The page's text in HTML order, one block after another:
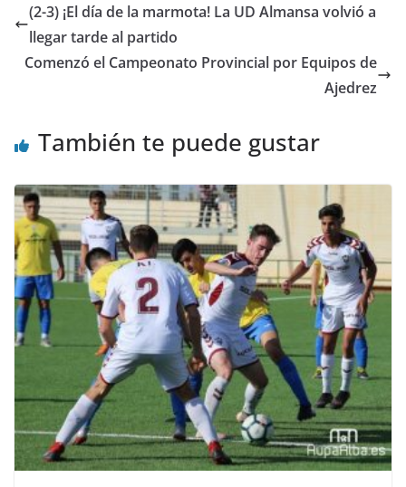
(2-3) ¡El día de la marmota! La UD Almansa volvió a
llegar tarde al partido
Comenzó el Campeonato Provincial por Equipos de
Ajedrez
También te puede gustar